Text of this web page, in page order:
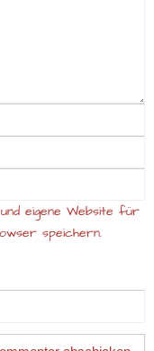
und eigene Website für
speichern.